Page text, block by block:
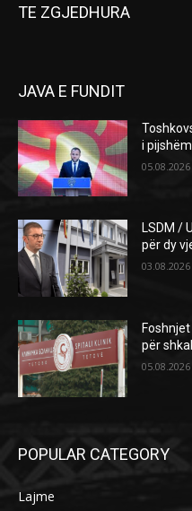
TE ZGJEDHURA
JAVA E FUNDIT
i pijshëm
05.08.2026
LSDM /
për dy
03.08.2026
për
05.08.2026
POPULAR CATEGORY
Lajme